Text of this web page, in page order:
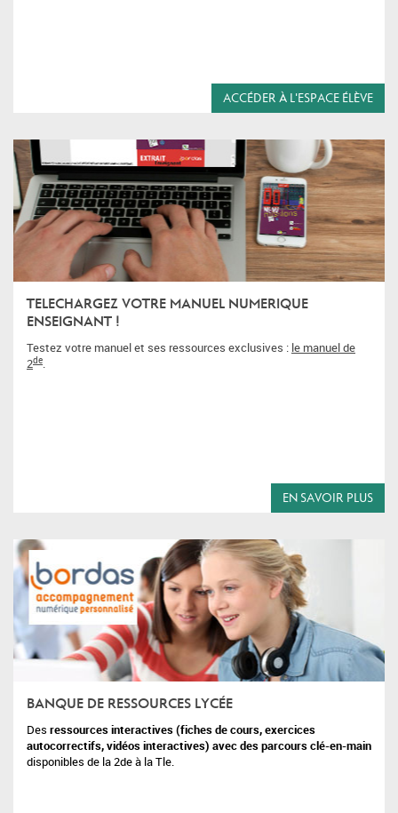
ACCÉDER À L'ESPACE ÉLÈVE
TELECHARGEZ VOTRE MANUEL NUMERIQUE
ENSEIGNANT !
Testez votre manuel et ses ressources exclusives : le manuel de
2de.
EN SAVOIR PLUS
BANQUE DE RESSOURCES LYCÉE
Des ressources interactives (fiches de cours, exercices
autocorrectifs, vidéos interactives) avec des parcours clé-en-main
disponibles de la 2deà la Tle.